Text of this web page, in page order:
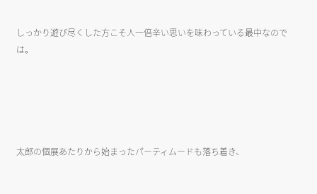
しっかり遊び尽くした方こそ人一倍辛い思いを味わっている最中なので
は。
太郎の個展あたりから始まったパーティムードも落ち着き、